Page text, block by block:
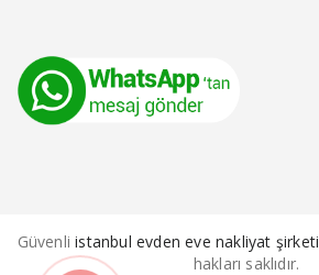
Güvenliistanbul evden eve nakliyat şirketi
hakları saklıdır.